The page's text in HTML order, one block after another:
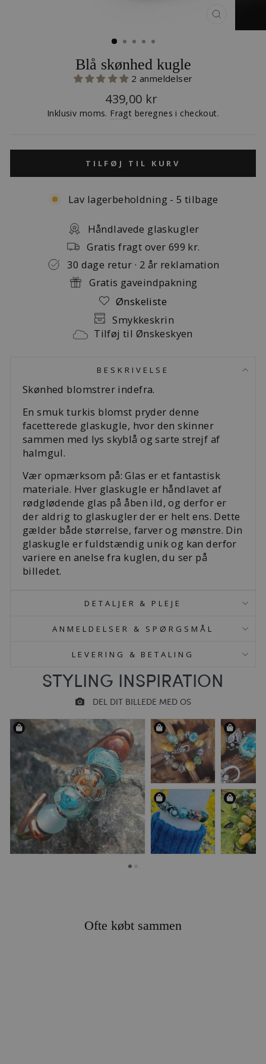
(ESC)
Blå skønhed kugle
2 anmeldelser
Normalpris
439,00 kr
Inklusiv moms. Fragt beregnes i checkout.
TILFØJ TIL KURV
Lav lagerbeholdning - 5 tilbage
Håndlavede glaskugler
Gratis fragt over 699 kr.
30 dage retur · 2 år reklamation
Gratis gaveindpakning
Ønskeliste
Smykkeskrin
Tilføj til Ønskeskyen
BESKRIVELSE
Skønhed blomstrer indefra.
En smuk turkis blomst pryder denne
facetterede glaskugle, hvor den skinner
sammen med lys skyblå og sarte strejf af
halmgul.
Vær opmærksom på: Glas er et fantastisk
materiale. Hver glaskugle er håndlavet af
rødglødende glas på åben ild, og derfor er
der aldrig to glaskugler der er helt ens. Dette
gælder både størrelse, farver og mønstre. Din
glaskugle er fuldstændig unik og kan derfor
variere en anelse fra kuglen, du ser på
billedet.
DETALJER & PLEJE
ANMELDELSER & SPØRGSMÅL
LEVERING & BETALING
Ofte købt sammen